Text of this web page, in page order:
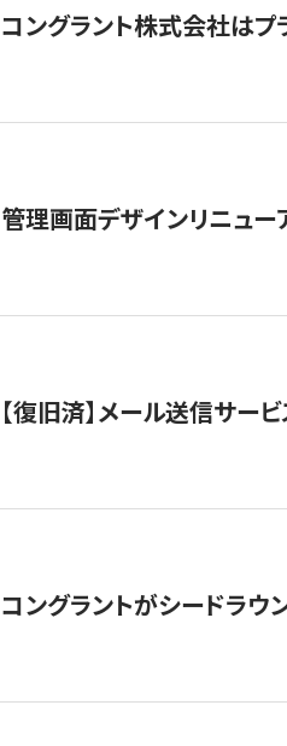
コングラント株式会社は
管理画面デザインリニュー
【復旧済】メール送信サー
コングラントがシードラウ